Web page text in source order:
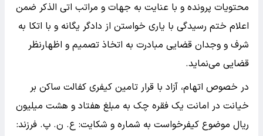
محتویات پرونده و با عنایت به جهات و مراتب اتی الذکر ضمن
اعلام ختم رسیدگی با یاری خواستن از دادگر یگانه و با اتکا به
شرف و وجدان قضایی مبادرت به اتخاذ تصمیم و اظهارنظر
قضایی می‌نماید.
در خصوص اتهام، آزاد با قرار تامین کیفری کفالت ساکن بر
خیانت در امانت یک فقره چک به مبلغ هفتاد و هشت میلیون
ریال موضوع کیفرخواست به شماره و شکایت: ع. ن. پ. فرزند: